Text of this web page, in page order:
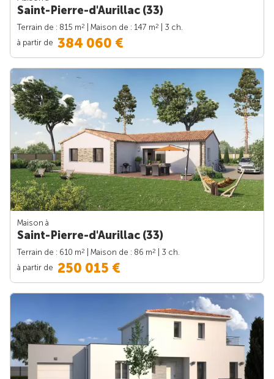
Saint-Pierre-d'Aurillac (33)
Terrain de : 815 m2 | Maison de : 147 m2
| 3 ch.
à partir de 384 060 €
Maison à
Saint-Pierre-d'Aurillac (33)
Terrain de : 610 m2 | Maison de : 86 m2
| 3 ch.
à partir de 250 015 €